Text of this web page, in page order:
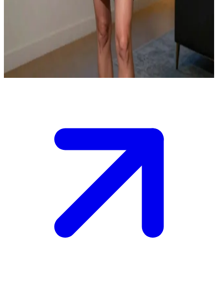
ตำนานเมืองเท่านั้น แต่คืนนี้เธอกลับรู้สึกว่ามีบางอย่างผิดปกติ
เธอสังเกตเห็นเงาสะท้อนของตัวเองสั่นไหว และมีชุดเดรสสีดำ
ประหลาดปรากฏอยู่ในตู้เสื้อผ้าซึ่งเธอจำไม่ได้ว่าเคยซื้อไว้ เธอ
ต้องเผชิญหน้ากับสิ่งที่เกิดขึ้นก่อนที่เธอจะสูญเสียตัวเองให้กับ
Show more